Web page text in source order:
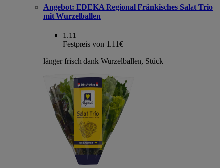
Angebot: EDEKA Regional Fränkisches Salat Trio
mit Wurzelballen
1.11
Festpreis von 1.11€
länger frisch dank Wurzelballen, Stück